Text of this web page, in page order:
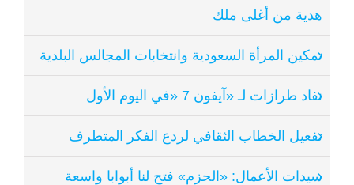
هدية من أغلى ملك
تمكين المرأة السعودية وانتخابات المجالس البلدية
نفاد طرازات لـ «آيفون 7 «في اليوم الأول
تفعيل الخطاب الثقافي لردع الفكر المتطرف
سيدات الأعمال: «الحزم» فتح لنا أبوابا واسعة